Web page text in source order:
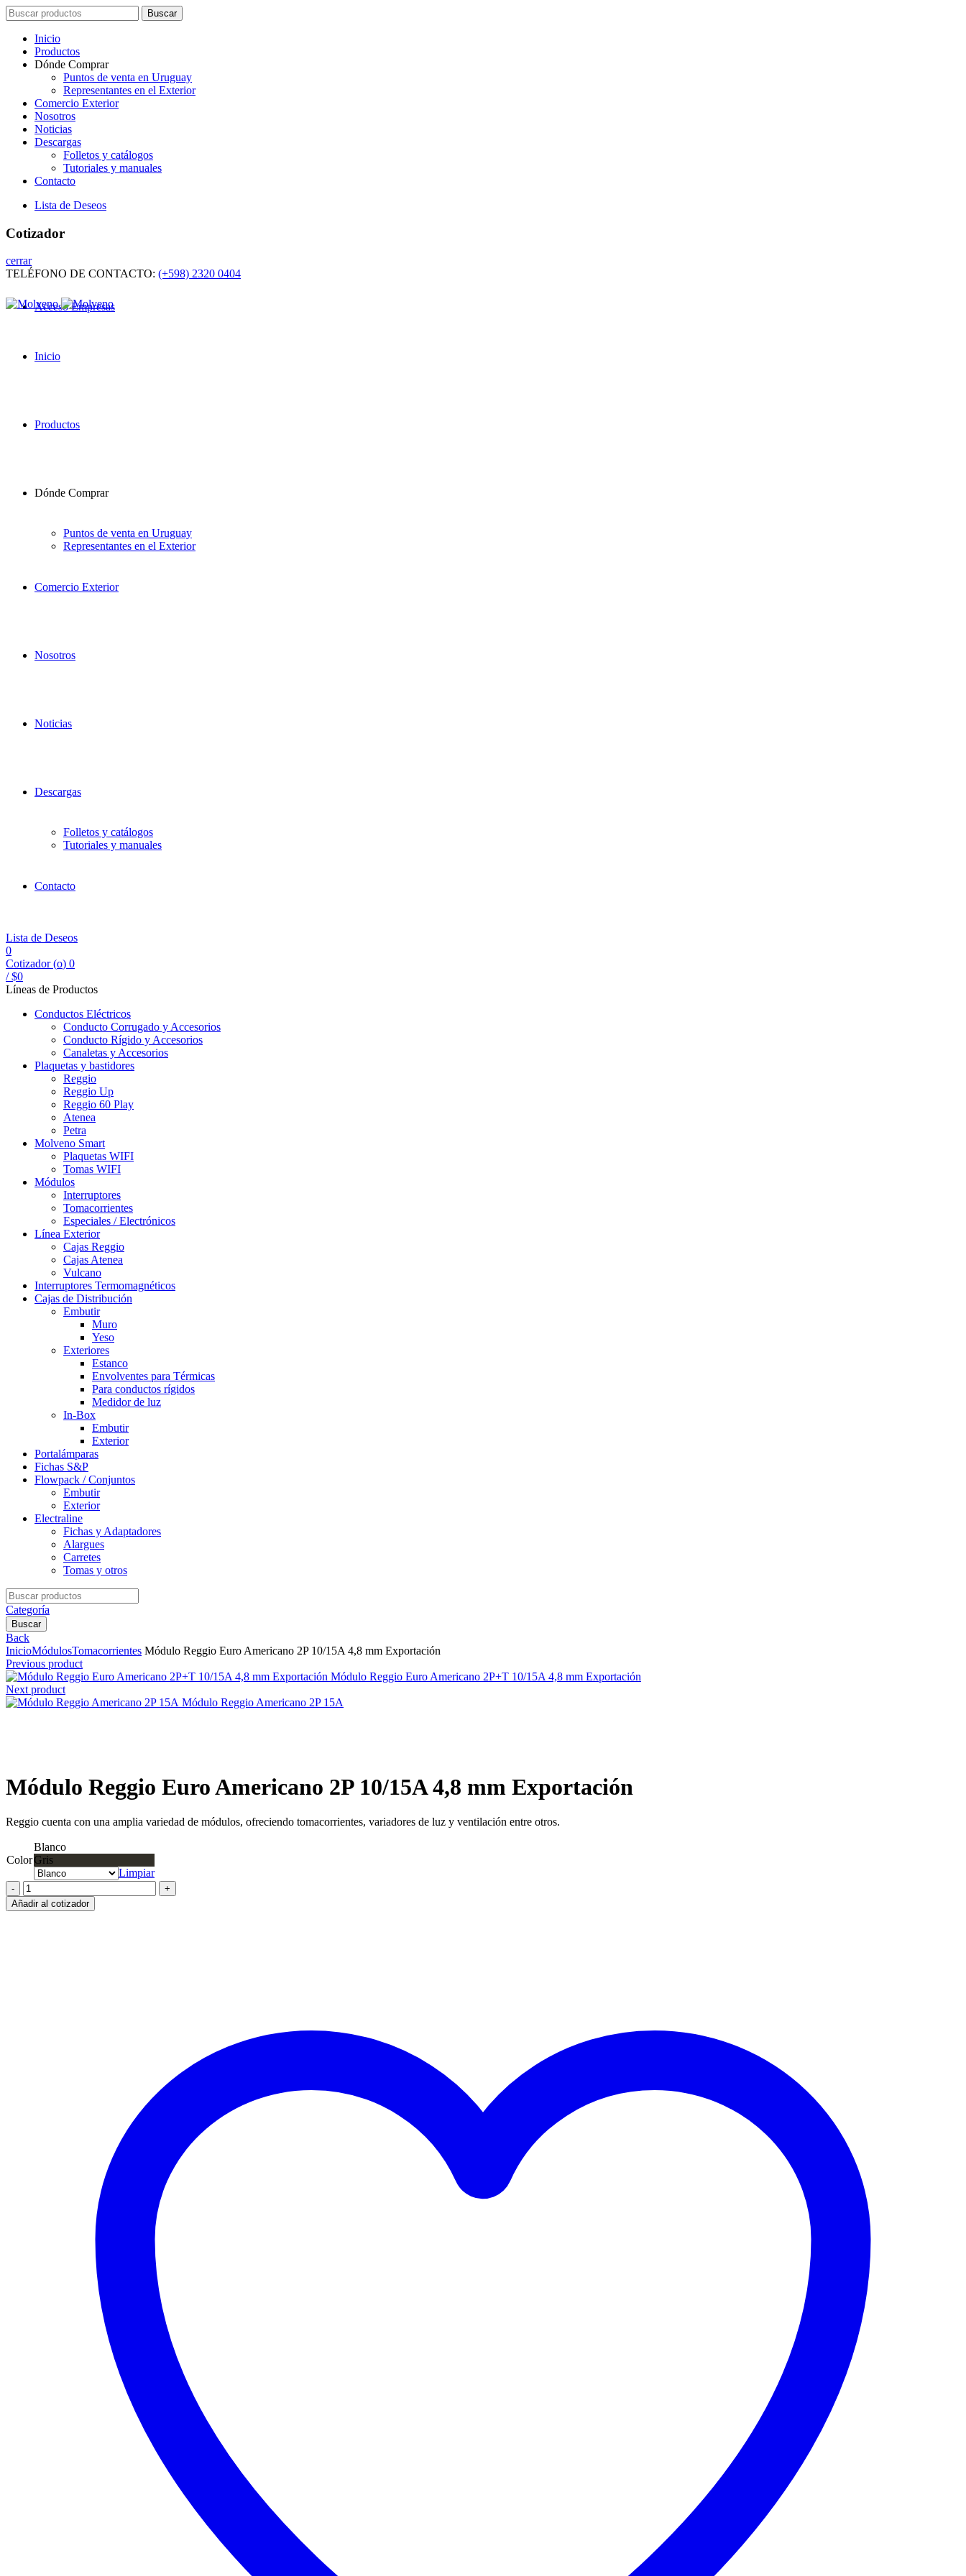
Search
for:
Buscar
Inicio
Productos
Dónde Comprar
Puntos de venta en Uruguay
Representantes en el Exterior
Comercio Exterior
Nosotros
Noticias
Descargas
Folletos y catálogos
Tutoriales y manuales
Contacto
Lista de Deseos
Cotizador
cerrar
TELÉFONO DE CONTACTO: (+598) 2320 0404
Acceso Empresas
Inicio
Productos
Dónde Comprar
Puntos de venta en Uruguay
Representantes en el Exterior
Comercio Exterior
Nosotros
Noticias
Descargas
Folletos y catálogos
Tutoriales y manuales
Contacto
Lista de Deseos
0
Cotizador (o) 0
/ $0
Líneas de Productos
Conductos Eléctricos
Conducto Corrugado y Accesorios
Conducto Rígido y Accesorios
Canaletas y Accesorios
Plaquetas y bastidores
Reggio
Reggio Up
Reggio 60 Play
Atenea
Petra
Molveno Smart
Plaquetas WIFI
Tomas WIFI
Módulos
Interruptores
Tomacorrientes
Especiales / Electrónicos
Línea Exterior
Cajas Reggio
Cajas Atenea
Vulcano
Interruptores Termomagnéticos
Cajas de Distribución
Embutir
Muro
Yeso
Exteriores
Estanco
Envolventes para Térmicas
Para conductos rígidos
Medidor de luz
In-Box
Embutir
Exterior
Portalámparas
Fichas S&P
Flowpack / Conjuntos
Embutir
Exterior
Electraline
Fichas y Adaptadores
Alargues
Carretes
Tomas y otros
Search
for:
Categoría
Buscar
Back
InicioMódulosTomacorrientes Módulo Reggio Euro Americano 2P 10/15A 4,8 mm Exportación
Previous product
Módulo Reggio Euro Americano 2P+T 10/15A 4,8 mm Exportación
Next product
Módulo Reggio Americano 2P 15A
Módulo Reggio Euro Americano 2P 10/15A 4,8 mm Exportación
Reggio cuenta con una amplia variedad de módulos, ofreciendo tomacorrientes, variadores de luz y ventilación entre otros.
Color
Blanco
Gris
Limpiar
Módulo
Reggio
Euro
Añadir al cotizador